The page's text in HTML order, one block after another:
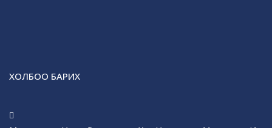
ХОЛБОО БАРИХ